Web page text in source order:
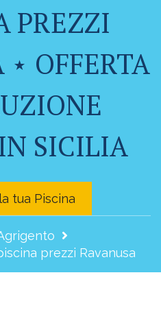
PREZZI
⋆ OFFERTA
SICILIA
tua Piscina
prezzi Ravanusa